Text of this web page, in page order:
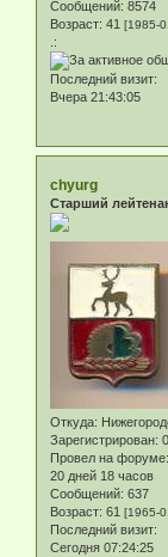
Сообщений: 8574
Возраст: 41 [1985-
.:
Последний визит:
Вчера 21:43:05
chyurg
Старший
Откуда:
Зарегистрирован:
Провел на форуме:
20 дней 18 часов
Сообщений: 637
Возраст: 61 [1965-
Последний визит:
Сегодня 07:24:25